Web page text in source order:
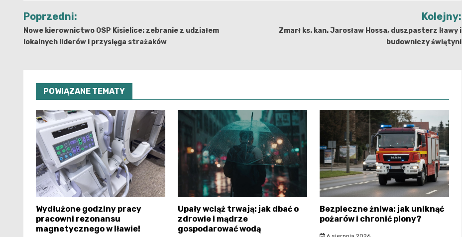
Nawigacja
wpisu
Poprzedni:
Nowe kierownictwo OSP Kisielice: zebranie z udziałem
lokalnych liderów i przysięga strażaków
Kolejny:
Zmarł ks. kan. Jarosław Hossa, duszpasterz Iławy i
budowniczy świątyni
POWIĄZANE TEMATY
Wydłużone godziny pracy
pracowni rezonansu
magnetycznego w Iławie!
Upały wciąż trwają: jak dbać o
zdrowie i mądrze
gospodarować wodą
Bezpieczne żniwa: jak uniknąć
pożarów i chronić plony?